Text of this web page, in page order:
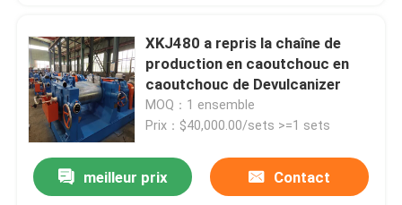
XKJ480 a repris la chaîne de
production en caoutchouc en
caoutchouc de Devulcanizer
MOQ：1 ensemble
Prix：$40,000.00/sets >=1 sets
meilleur prix Contact